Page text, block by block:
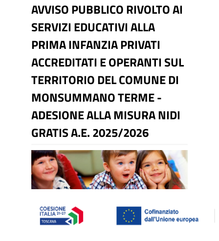
AVVISO PUBBLICO RIVOLTO AI
SERVIZI EDUCATIVI ALLA
PRIMA INFANZIA PRIVATI
ACCREDITATI E OPERANTI SUL
TERRITORIO DEL COMUNE DI
MONSUMMANO TERME -
ADESIONE ALLA MISURA NIDI
GRATIS A.E. 2025/2026